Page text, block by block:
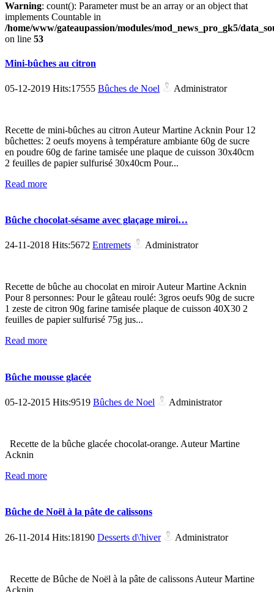
Warning: count(): Parameter must be an array or an object that
implements Countable in
/home/www/gateaupassion/modules/mod_news_pro_gk5/
on line 53
Mini-bûches au citron
05-12-2019 Hits:17555 Bûches de Noel Administrator
Recette de mini-bûches au citron Auteur Martine Acknin Pour 12
bûchettes: 2 oeufs moyens à température ambiante 60g de sucre
en poudre 60g de farine tamisée une plaque de cuisson 30x40cm
2 feuilles de papier sulfurisé 30x40cm Pour...
Read more
Bûche chocolat-sésame avec glaçage miroi…
24-11-2018 Hits:5672 Entremets Administrator
Recette de bûche au chocolat en miroir Auteur Martine Acknin
Pour 8 personnes: Pour le gâteau roulé: 3gros oeufs 90g de sucre
1 zeste de citron 90g farine tamisée plaque de cuisson 40X30 2
feuilles de papier sulfurisé 75g jus...
Read more
Bûche mousse glacée
05-12-2015 Hits:9519 Bûches de Noel Administrator
Recette de la bûche glacée chocolat-orange. Auteur Martine
Acknin
Read more
Bûche de Noël à la pâte de calissons
26-11-2014 Hits:18190 Desserts d\'hiver Administrator
Recette de Bûche de Noël à la pâte de calissons Auteur Martine
Acknin